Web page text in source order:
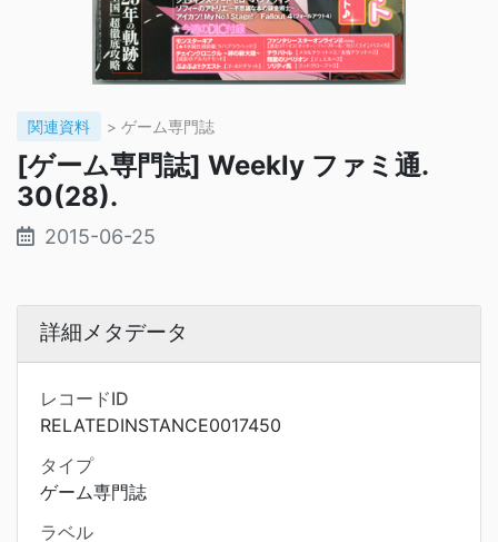
関連資料 > ゲーム専門誌
[ゲーム専門誌] Weekly ファミ通.
30(28).
2015-06-25
詳細メタデータ
レコードID
RELATEDINSTANCE0017450
タイプ
ゲーム専門誌
ラベル